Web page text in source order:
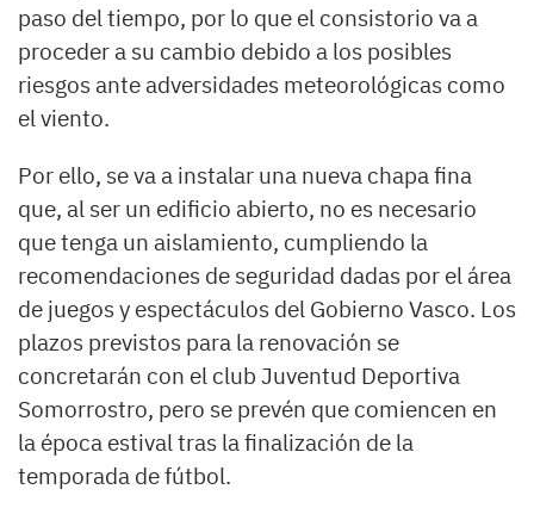
paso del tiempo, por lo que el consistorio va a
proceder a su cambio debido a los posibles
riesgos ante adversidades meteorológicas como
el viento.
Por ello, se va a instalar una nueva chapa fina
que, al ser un edificio abierto, no es necesario
que tenga un aislamiento, cumpliendo la
recomendaciones de seguridad dadas por el área
de juegos y espectáculos del Gobierno Vasco. Los
plazos previstos para la renovación se
concretarán con el club Juventud Deportiva
Somorrostro, pero se prevén que comiencen en
la época estival tras la finalización de la
temporada de fútbol.